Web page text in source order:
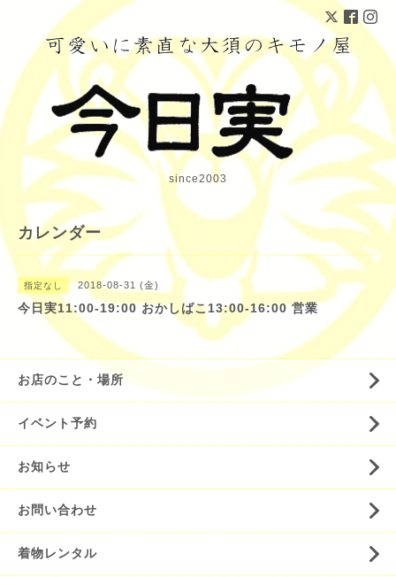
since2003
カレンダー
指定なし 2018-08-31 (金)
今日実11:00-19:00 おかしばこ13:00-16:00 営業
お店のこと・場所
イベント予約
お知らせ
お問い合わせ
着物レンタル